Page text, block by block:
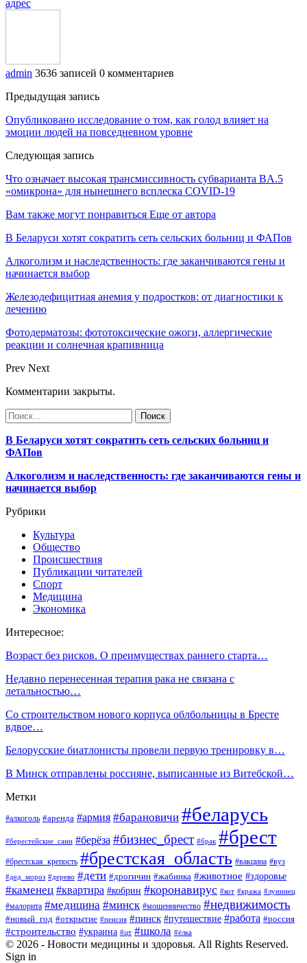
адрес
admin 3636 записей 0 комментариев
Предыдущая запись
Опубликовано исследование о том, как голод влияет на
эмоции людей на повседневном уровне
Следующая запись
Что означает высокая трансмиссивность субварианта BA.5
«омикрона» для нынешнего всплеска COVID-19
Вам также могут понравиться Еще от автора
В Беларуси хотят сократить сеть сельских больниц и ФАПов
Алкоголизм и наследственность: где заканчиваются гены и
начинается выбор
Железодефицитная анемия у подростков: от диагностики к
лечению
Фотодерматозы: фототоксические ожоги, аллергические
реакции и солнечная крапивница
Prev Next
Комментарии закрыты.
В Беларуси хотят сократить сеть сельских больниц и
ФАПов
Алкоголизм и наследственность: где заканчиваются гены и
начинается выбор
Рубрики
Культура
Общество
Происшествия
Публикации читателей
Спорт
Медицина
Экономика
Интересное:
Возраст без рисков. О преимуществах раннего старта…
Недавно перенесенная терапия рака не связана с
летальностью…
Со строительством нового корпуса облбольницы в Бресте
вдвое…
Белорусские биатлонисты провели первую тренировку в…
В Минск отправлены россияне, выписанные из Витебской…
Метки
#алкоголь #аренда #армия #барановичи #беларусь
#берестейские_сани #берёза #бизнес_брест #брак #брест
#брестская_крепость #брестская_область #вакцина #вуз
#дед_мороз #дерево #дети #дрогичин #жабинка #животное #здоровье
#каменец #квартира #кобрин #коронавирус #кот #кража #лунинец
#малорита #медицина #минск #мошенничество #недвижимость
#новый_год #открытие #пенсия #пинск #путешествие #работа #россия
#строительство #украина #цт #школа #ёлка
© 2026 - Новости медицины и здоровья. All Rights Reserved.
Sign in